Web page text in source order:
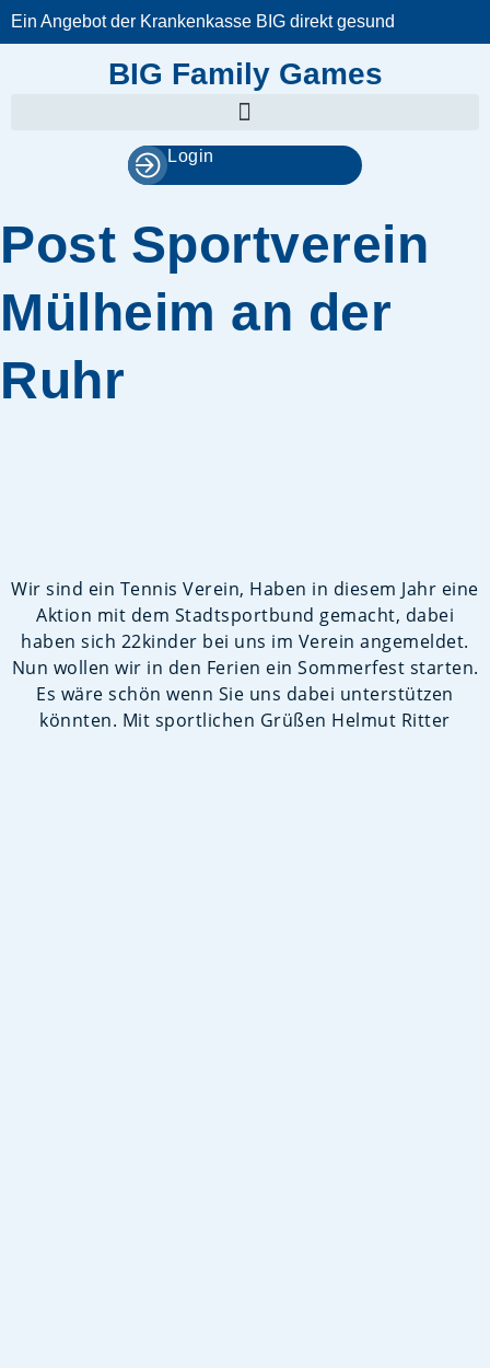
Zum
Inhalt
Ein Angebot der Krankenkasse BIG direkt gesund
BIG Family Games
Login
Post Sportverein
Mülheim an der
Ruhr
Wir sind ein Tennis Verein, Haben in diesem Jahr eine
Aktion mit dem Stadtsportbund gemacht, dabei
haben sich 22kinder bei uns im Verein angemeldet.
Nun wollen wir in den Ferien ein Sommerfest starten.
Es wäre schön wenn Sie uns dabei unterstützen
könnten. Mit sportlichen Grüßen Helmut Ritter